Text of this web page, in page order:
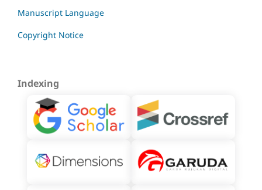
Manuscript Language
Copyright Notice
Indexing